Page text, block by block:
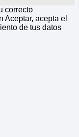
correcto
Aceptar, acepta el
de tus datos